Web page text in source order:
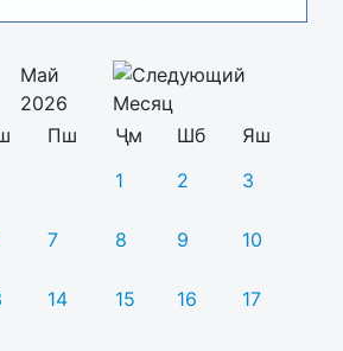
Май
2026
Пш Ҷм Шб
Яш
1
2 3
7 8 9 10
14 15 16 17